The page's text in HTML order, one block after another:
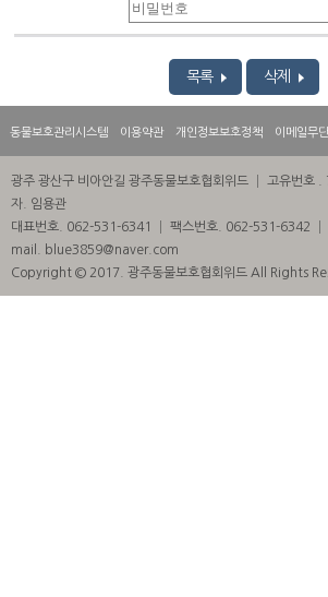
목록 삭제
동물보호관리시스템 이용약관 개인정보보호정책 이메일무
광주 광산구 비아안길 광주동물보호협회위드 │ 고유번호
자. 임용관
대표번호. 062-531-6341 │ 팩스번호. 062-531-6342
mail. blue3859@naver.com
Copyright © 2017. 광주동물보호협회위드 All Rights